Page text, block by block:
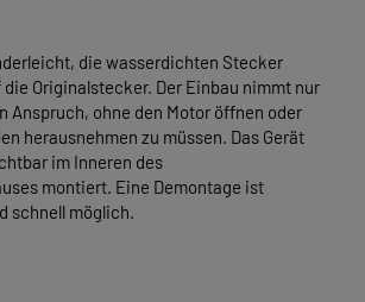
die wasserdichten Stecker
Originalstecker. Der Einbau nimmt nur
Anspruch, ohne den Motor öffnen oder
herausnehmen zu müssen. Das Gerät
im Inneren des
montiert. Eine Demontage ist
schnell möglich.